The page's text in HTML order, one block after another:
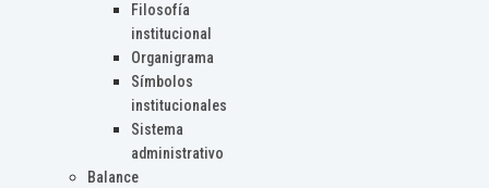
Filosofía
institucional
Organigrama
Símbolos
institucionales
Sistema
administrativo
Balance